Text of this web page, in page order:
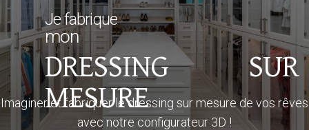
Je fabrique
mon
DRESSING SUR
MESURE
Imaginer et fabriquer le dressing sur mesure de vos rêves
avec notre configurateur 3D !